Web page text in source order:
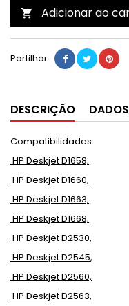
 Adicionar ao
Partilhar
DESCRIÇÃO
Compatibilidades:
HP Deskjet D1658,
HP Deskjet D1660,
HP Deskjet D1663,
HP Deskjet D1668,
HP Deskjet D2530,
HP Deskjet D2545,
HP Deskjet D2560,
HP Deskjet D2563,